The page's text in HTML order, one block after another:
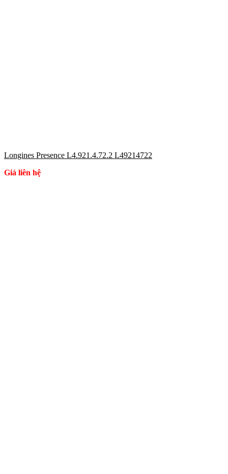
Longines Presence L4.921.4.72.2 L49214722
Giá liên hệ